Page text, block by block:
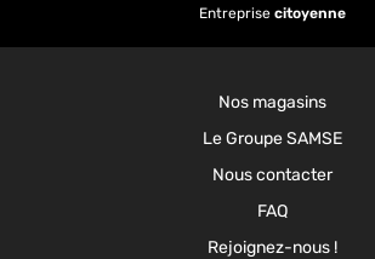
Entreprise citoyenne
Nos magasins
Le Groupe SAMSE
Nous contacter
FAQ
Rejoignez-nous !